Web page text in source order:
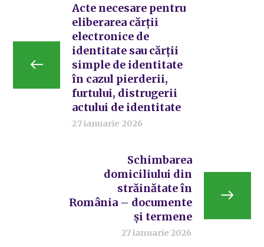
Acte necesare pentru
eliberarea cărții
electronice de
identitate sau cărții
simple de identitate
în cazul pierderii,
furtului, distrugerii
actului de identitate
27 ianuarie 2026
Schimbarea
domiciliului din
străinătate în
România – documente
și termene
27 ianuarie 2026